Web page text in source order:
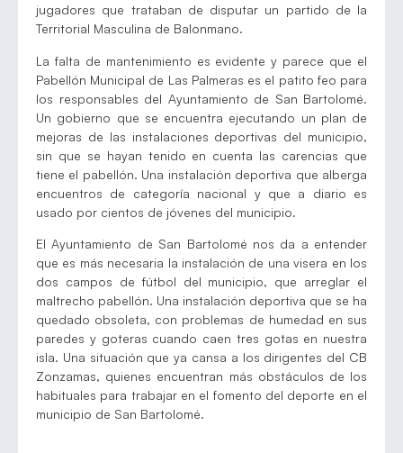
jugadores que trataban de disputar un partido de la
Territorial Masculina de Balonmano.
La falta de mantenimiento es evidente y parece que el
Pabellón Municipal de Las Palmeras es el patito feo para
los responsables del Ayuntamiento de San Bartolomé.
Un gobierno que se encuentra ejecutando un plan de
mejoras de las instalaciones deportivas del municipio,
sin que se hayan tenido en cuenta las carencias que
tiene el pabellón. Una instalación deportiva que alberga
encuentros de categoría nacional y que a diario es
usado por cientos de jóvenes del municipio.
El Ayuntamiento de San Bartolomé nos da a entender
que es más necesaria la instalación de una visera en los
dos campos de fútbol del municipio, que arreglar el
maltrecho pabellón. Una instalación deportiva que se ha
quedado obsoleta, con problemas de humedad en sus
paredes y goteras cuando caen tres gotas en nuestra
isla. Una situación que ya cansa a los dirigentes del CB
Zonzamas, quienes encuentran más obstáculos de los
habituales para trabajar en el fomento del deporte en el
municipio de San Bartolomé.